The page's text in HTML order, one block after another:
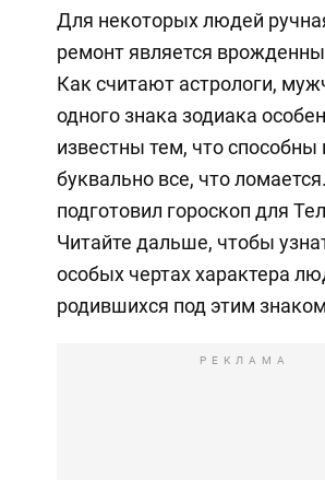
Для некоторых людей
ремонт является
Как считают астрологи,
одного знака зодиака
известны тем, что способны
буквально все, что
подготовил гороскоп для
Читайте дальше, чтобы
особых чертах характера
родившихся под этим
РЕКЛАМА